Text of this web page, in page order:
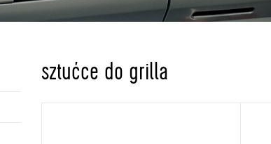
sztućce do grilla